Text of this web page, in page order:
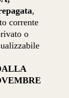
,
corrente
o